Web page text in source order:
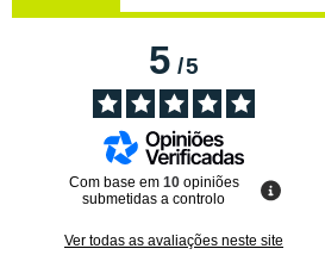
5/5
Com base em 10 opiniões
submetidas a controlo
Ver todas as avaliações neste site